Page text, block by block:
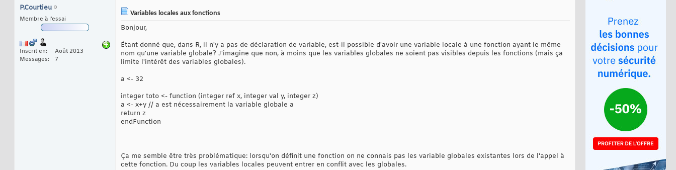
P.Courtieu
Membre à l'essai
Inscrit en
Août 2013
Messages
7
Variables locales aux fonctions
Bonjour,
Étant donné que, dans R, il n'y a pas de déclaration de variable, est-il possible d'avoir une variable locale à une fonction ayant le même
nom qu'une variable globale? J'imagine que non, à moins que les variables globales ne soient pas visibles depuis les fonctions (mais ça
limite l'intérêt des variables globales).
a <- 32
integer toto <- function (integer ref x, integer val y, integer z)
a <- x+y // a est nécessairement la variable globale a
return z
endFunction
Ça me semble être très problématique: lorsqu'on définit une fonction on ne connais pas les variable globales existantes lors de l'appel à
cette fonction. Du coup les variables locales peuvent entrer en conflit avec les globales.